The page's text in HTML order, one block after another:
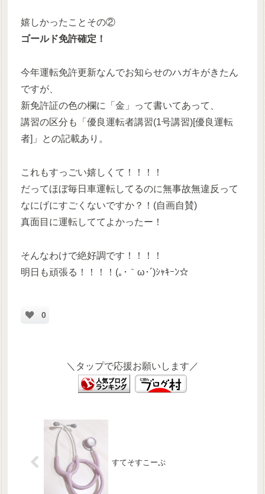
嬉しかったことその②
ゴールド免許確定！
今年運転免許更新なんでお知らせのハガキがきたん
ですが、
新免許証の色の欄に「金」って書いてあって、
講習の区分も「優良運転者講習(1号講習)[優良運転
者]」との記載あり。
これもすっごい嬉しくて！！！！
だってほぼ毎日車運転してるのに無事故無違反って
なにげにすごくないですか？！(自画自賛)
真面目に運転しててよかったー！
そんなわけで絶好調です！！！！
明日も頑張る！！！！(｡･｀ω･´)ｼｬｷｰﾝ☆
0
＼タップで応援お願いします／
すてそすこーぷ